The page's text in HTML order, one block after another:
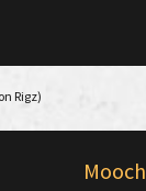
Rigz)
Mooch